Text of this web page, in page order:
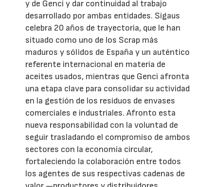
y de Genci y dar continuidad al trabajo
desarrollado por ambas entidades. Sigaus
celebra 20 años de trayectoria, que le han
situado como uno de los Scrap más
maduros y sólidos de España y un auténtico
referente internacional en materia de
aceites usados, mientras que Genci afronta
una etapa clave para consolidar su actividad
en la gestión de los residuos de envases
comerciales e industriales. Afronto esta
nueva responsabilidad con la voluntad de
seguir trasladando el compromiso de ambos
sectores con la economía circular,
fortaleciendo la colaboración entre todos
los agentes de sus respectivas cadenas de